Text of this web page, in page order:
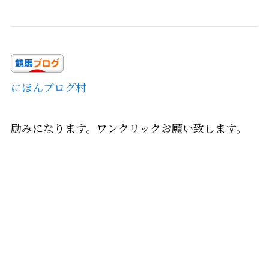
にほんブログ村
励みになります。ワンクリックお願い致します。